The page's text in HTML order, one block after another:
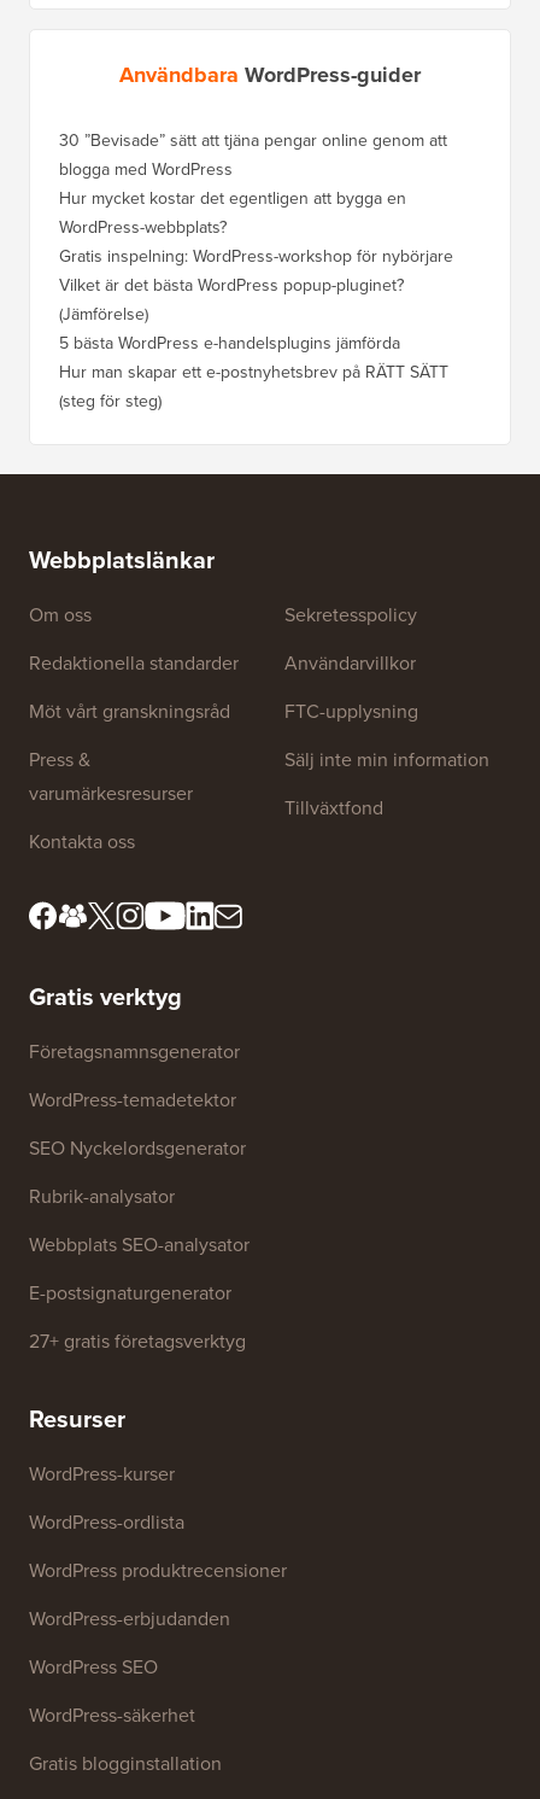
Användbara WordPress-guider
30 ”Bevisade” sätt att tjäna pengar online genom att
blogga med WordPress
Hur mycket kostar det egentligen att bygga en
WordPress-webbplats?
Gratis inspelning: WordPress-workshop för nybörjare
Vilket är det bästa WordPress popup-pluginet?
(Jämförelse)
5 bästa WordPress e-handelsplugins jämförda
Webbplatslänkar
Om oss
Redaktionella standarder
Möt vårt granskningsråd
varumärkesresurser
Sekretesspolicy
Gratis verktyg
Företagsnamnsgenerator
WordPress-temadetektor
SEO Nyckelordsgenerator
Webbplats SEO-analysator
E-postsignaturgenerator
27+ gratis företagsverktyg
Resurser
WordPress-kurser
WordPress-ordlista
WordPress produktrecensioner